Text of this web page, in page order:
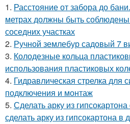
1. Расстояние от забора до
метрах должны быть
соседних участках
2. Ручной землебур садовый 7
3. Колодезные кольца
использования пластиковых
4. Гидравлическая стрелка для
подключения и монтаж
5. Сделать арку из
сделать арку из гипсокартона в